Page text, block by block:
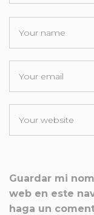
Guardar mi
web en este
haga un